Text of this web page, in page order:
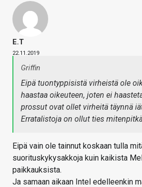
E.T
22.11.2019
Griffin
Eipä tuontyppisistä virheistä ole
haastaa oikeuteen, joten ei
prossut ovat ollet virheitä täynnä
Erratalistoja on ollut ties
Eipä vain ole tainnut koskaan tulla
suorituskykysakkoja kuin kaikista
paikkauksista.
Ja samaan aikaan Intel edelleenkin